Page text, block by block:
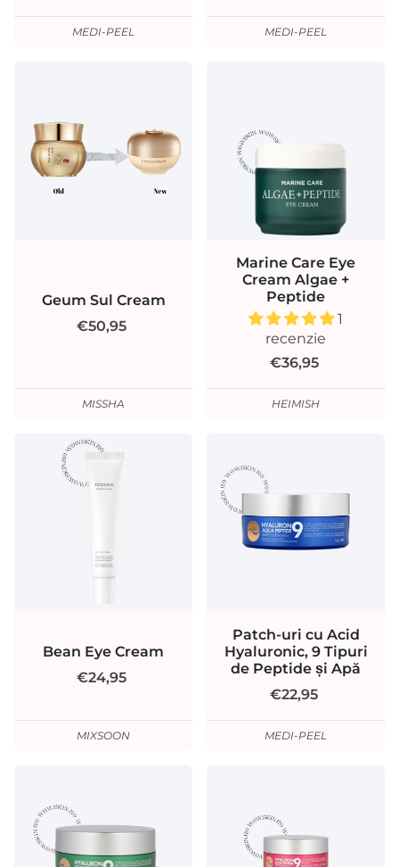
MEDI-PEEL MEDI-PEEL
Geum Sul Cream
€50,95
MISSHA
Marine Care Eye
Cream Algae +
Peptide
1
recenzie
€36,95
HEIMISH
Bean Eye Cream
€24,95
MIXSOON
Patch-uri cu Acid
Hyaluronic, 9 Tipuri
de Peptide și Apă
€22,95
MEDI-PEEL